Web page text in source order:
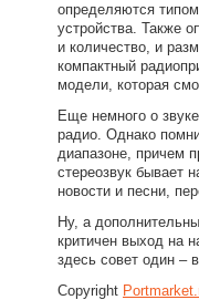
определяются
устройства. Также
и количество, и
компактный
модели, которая
Еще немного о
радио. Однако
диапазоне, причем
стереозвук бывает
новости и песни,
Ну, а
критичен выход на
здесь совет один –
Copyright